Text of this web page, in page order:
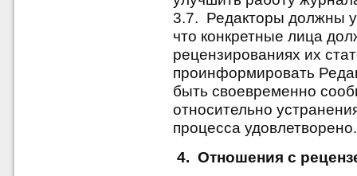
3.7. Редакторы должны
что конкретные лица
рецензированиях их
проинформировать
быть своевременно
относительно
процесса удовлетворено.
4. Отношения с